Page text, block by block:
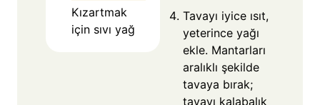
Kızartmak
için sıvı yağ
Tavayı iyice ısıt,
yeterince yağı
ekle. Mantarları
aralıklı şekilde
tavaya bırak;
tavayı kalabalık